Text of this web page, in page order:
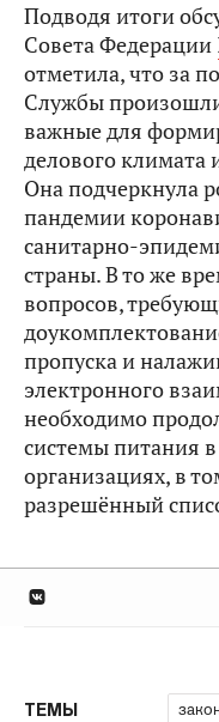
Подводя итоги
Совета Федерации
отметила, что за
Службы
важные для
делового климата
Она подчеркнула
пандемии
санитарно-
страны. В то же
вопросов,
пропуска и
электронного
необходимо
системы питания
организациях, в
разрешённый
ТЕМЫ